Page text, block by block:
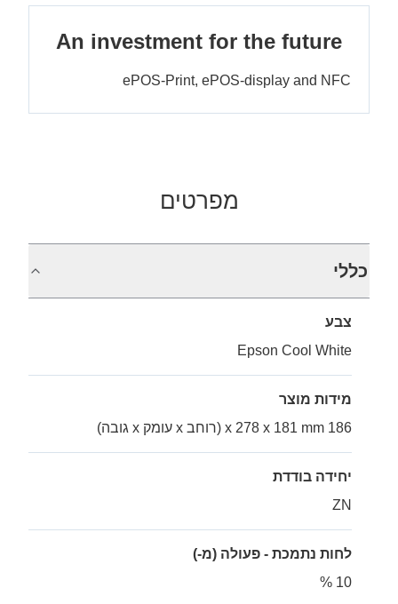
An investment for the future
ePOS-Print, ePOS-display and NFC
מפרטים
כללי
צבע
Epson Cool White
מידות מוצר
186 x 278 x 181 mm (רוחב x עומק x גובה)
יחידה בודדת
ZN
לחות נתמכת - פעולה (מ-)
10 %